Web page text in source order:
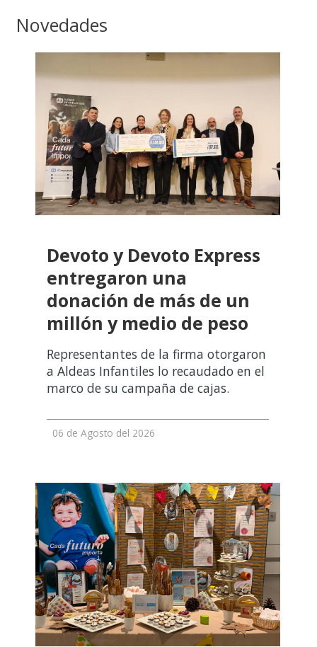
Novedades
Devoto y Devoto Express
entregaron una
donación de más de un
millón y medio de peso
Representantes de la firma otorgaron
a Aldeas Infantiles lo recaudado en el
marco de su campaña de cajas.
06 de Agosto del 2026